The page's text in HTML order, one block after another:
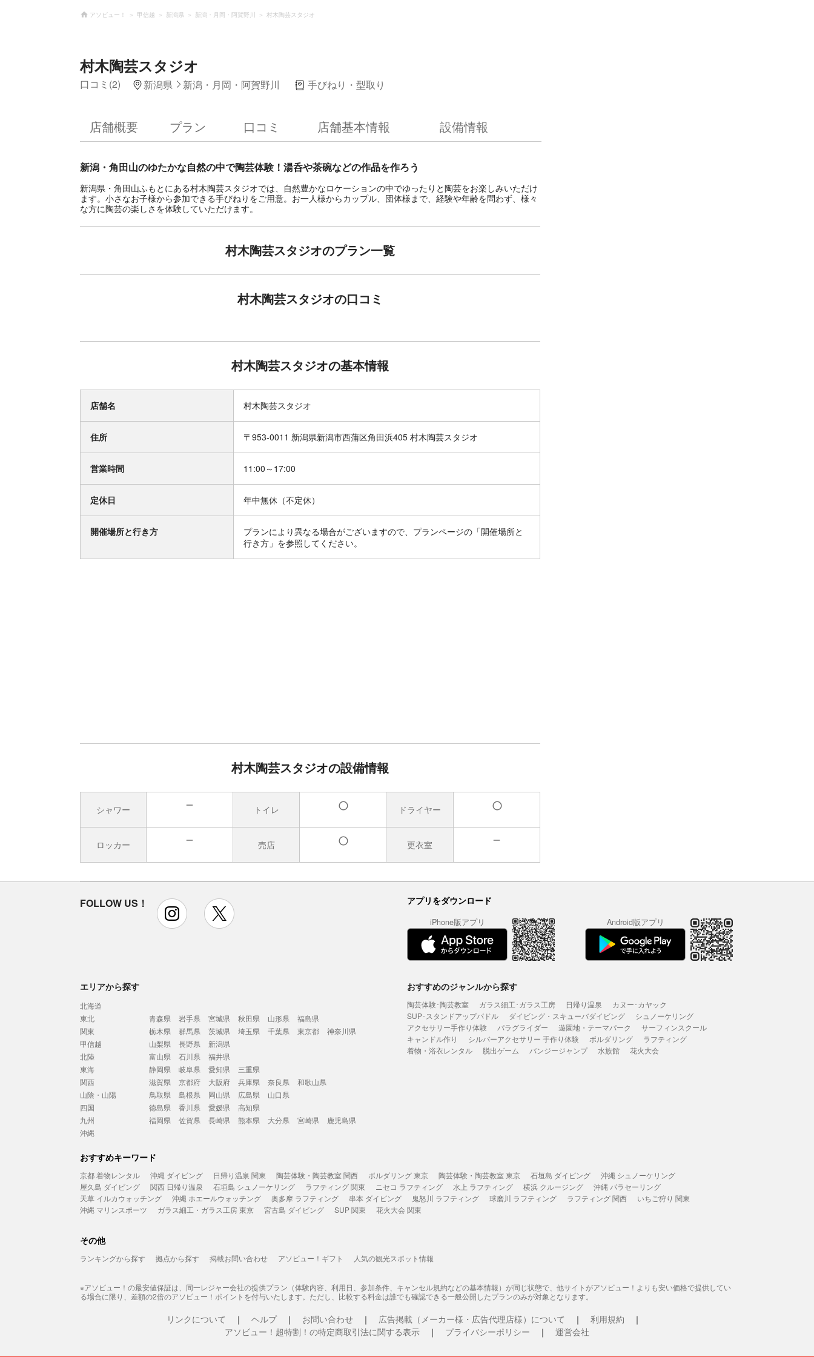
アソビュー！ 甲信越 新潟県 新潟・月岡・阿賀野川 村木陶芸スタジオ
村木陶芸スタジオ
口コミ(2) 新潟県 新潟・月岡・阿賀野川 手びねり・型取り
店舗概要 プラン 口コミ 店舗基本情報 設備情報
新潟・角田山のゆたかな自然の中で陶芸体験！湯呑や茶碗などの作品を作ろう
新潟県・角田山ふもとにある村木陶芸スタジオでは、自然豊かなロケーションの中でゆったりと陶芸をお楽しみいただけ
ます。小さなお子様から参加できる手びねりをご用意。お一人様からカップル、団体様まで、経験や年齢を問わず、様々
な方に陶芸の楽しさを体験していただけます。
村木陶芸スタジオのプラン一覧
村木陶芸スタジオの口コミ
村木陶芸スタジオの基本情報
店舗名 村木陶芸スタジオ
住所 〒953-0011 新潟県新潟市西蒲区角田浜405 村木陶芸スタジオ
営業時間 11:00～17:00
定休日 年中無休（不定休）
開催場所と行き方
プランにより異なる場合がございますので、プランページの「開催場所と
行き方」を参照してください。
村木陶芸スタジオの設備情報
シャワー トイレ ドライヤー
ロッカー 売店 更衣室
FOLLOW US！ instagram アプリをダウンロード
iPhone版アプリ Android版アプリ
エリアから探す
北海道
東北
青森県 岩手県 宮城県 秋田県 山形県
福島県
関東
栃木県 群馬県 茨城県 埼玉県 千葉県 東京都
神奈川県
甲信越
山梨県 長野県
新潟県
北陸
富山県 石川県
福井県
東海
静岡県 岐阜県 愛知県
三重県
関西
滋賀県 京都府 大阪府 兵庫県 奈良県
和歌山県
山陰・山陽
鳥取県 島根県 岡山県 広島県
山口県
四国
徳島県 香川県 愛媛県
高知県
九州
福岡県 佐賀県 長崎県 熊本県 大分県 宮崎県
鹿児島県
沖縄
おすすめのジャンルから探す
陶芸体験･陶芸教室 ガラス細工･ガラス工房 日帰り温泉
カヌー･カヤック
SUP･スタンドアップパドル
ダイビング・スキューバダイビング
シュノーケリング
アクセサリー手作り体験
パラグライダー 遊園地・テーマパーク
サーフィンスクール
キャンドル作り
シルバーアクセサリー 手作り体験 ボルダリング
ラフティング
着物・浴衣レンタル
脱出ゲーム バンジージャンプ 水族館 花火大会
おすすめキーワード
京都 着物レンタル 沖縄 ダイビング 日帰り温泉 関東 陶芸体験・陶芸教室 関西 ボルダリング 東京 陶芸体験・陶芸教室 東京 石垣島 ダイビング
沖縄 シュノーケリング
屋久島 ダイビング
関西 日帰り温泉 石垣島 シュノーケリング ラフティング 関東 ニセコ ラフティング 水上 ラフティング 横浜 クルージング
沖縄 パラセーリング
天草 イルカウォッチング
沖縄 ホエールウォッチング 奥多摩 ラフティング 串本 ダイビング 鬼怒川 ラフティング 球磨川 ラフティング ラフティング 関西
いちご狩り 関東
沖縄 マリンスポーツ
ガラス細工・ガラス工房 東京 宮古島 ダイビング SUP 関東 花火大会 関東
その他
ランキングから探す 拠点から探す 掲載お問い合わせ アソビュー！ギフト 人気の観光スポット情報
※アソビュー！の最安値保証は、同一レジャー会社の提供プラン（体験内容、利用日、参加条件、キャンセル規約などの基本情報）が同じ状態で、他サイトがアソビュー！よりも安い価格で提供してい
る場合に限り、差額の2倍のアソビュー！ポイントを付与いたします。ただし、比較する料金は誰でも確認できる一般公開したプランのみが対象となります。
リンクについて ヘルプ お問い合わせ 広告掲載（メーカー様・広告代理店様）について
利用規約
アソビュー！超特割！の特定商取引法に関する表示
プライバシーポリシー 運営会社